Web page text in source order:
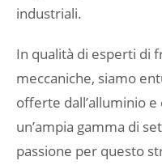
industriali.
In qualità di esperti di
meccaniche, siamo
offerte dall’alluminio
un’ampia gamma di
passione per questo